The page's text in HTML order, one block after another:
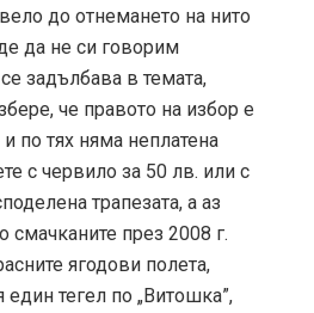
до отнемането на нито
да не си говорим
задълбава в темата,
че правото на избор е
по тях няма неплатена
с червило за 50 лв. или с
трапезата, а аз
през 2008 г.
ягодови полета,
тегел по „Витошка”,